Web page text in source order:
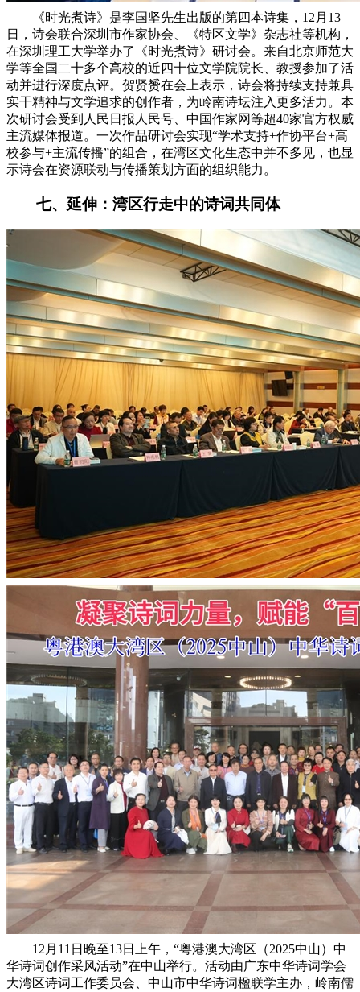
《时光煮诗》是李国坚先生出版的第四本诗集，12月13
日，诗会联合深圳市作家协会、《特区文学》杂志社等机构，
在深圳理工大学举办了《时光煮诗》研讨会。来自北京师范大
学等全国二十多个高校的近四十位文学院院长、教授参加了活
动并进行深度点评。贺贤赟在会上表示，诗会将持续支持兼具
实干精神与文学追求的创作者，为岭南诗坛注入更多活力。本
次研讨会受到人民日报人民号、中国作家网等超40家官方权威
主流媒体报道。一次作品研讨会实现“学术支持+作协平台+高
校参与+主流传播”的组合，在湾区文化生态中并不多见，也显
示诗会在资源联动与传播策划方面的组织能力。
七、延伸：湾区行走中的诗词共同体
12月11日晚至13日上午，“粤港澳大湾区（2025中山）中
华诗词创作采风活动”在中山举行。活动由广东中华诗词学会
大湾区诗词工作委员会、中山市中华诗词楹联学主办，岭南儒